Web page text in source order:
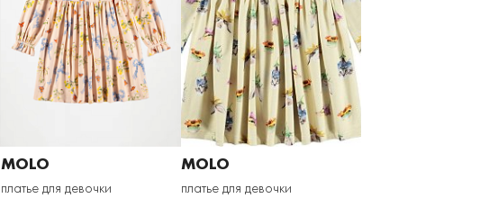
MOLO
платье для девочки
MOLO
платье для девочки